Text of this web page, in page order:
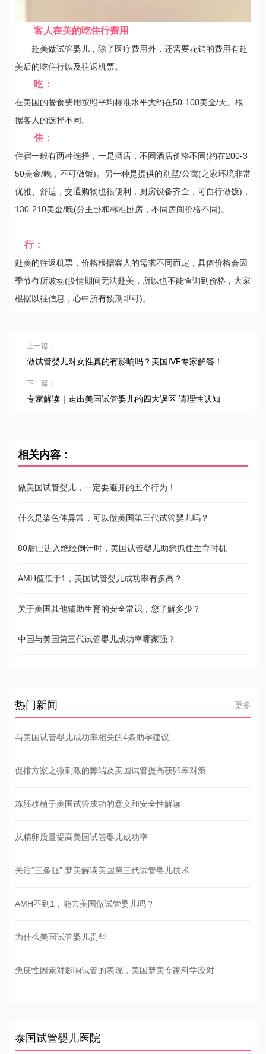
客人在美的吃住行费用
赴美做试管婴儿，除了医疗费用外，还需要花销的费用有赴
美后的吃住行以及往返机票。
吃：
在美国的餐食费用按照平均标准水平大约在50-100美金/天。根
据客人的选择不同;
住：
住宿一般有两种选择，一是酒店，不同酒店价格不同(约在200-3
50美金/晚，不可做饭)。另一种是提供的别墅/公寓(之家环境非常
优雅、舒适，交通购物也很便利，厨房设备齐全，可自行做饭)，
130-210美金/晚(分主卧和标准卧房，不同房间价格不同)。
行：
赴美的往返机票，价格根据客人的需求不同而定，具体价格会因
季节有所波动(疫情期间无法赴美，所以也不能查询到价格，大家
根据以往信息，心中所有预期即可)。
上一篇：
做试管婴儿对女性真的有影响吗？美国IVF专家解答！
下一篇：
专家解读｜走出美国试管婴儿的四大误区 请理性认知
相关内容：
做美国试管婴儿，一定要避开的五个行为！
什么是染色体异常，可以做美国第三代试管婴儿吗？
80后已进入绝经倒计时，美国试管婴儿助您抓住生育时机
AMH值低于1，美国试管婴儿成功率有多高？
关于美国其他辅助生育的安全常识，您了解多少？
中国与美国第三代试管婴儿成功率哪家强？
热门新闻 更多
与美国试管婴儿成功率相关的4条助孕建议
促排方案之微刺激的弊端及美国试管提高获卵率对策
冻胚移植于美国试管成功的意义和安全性解读
从精卵质量提高美国试管婴儿成功率
关注“三条腿” 梦美解读美国第三代试管婴儿技术
AMH不到1，能去美国做试管婴儿吗？
为什么美国试管婴儿贵些
免疫性因素对影响试管的表现，美国梦美专家科学应对
泰国试管婴儿医院